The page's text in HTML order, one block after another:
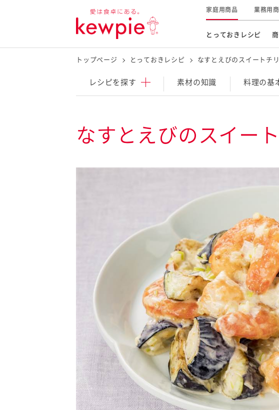
とっておきレシピ
料理の基本 特
マヨネーズなど
料理の素・調理ソース
卵関連品 介
ベビーフード・幼児食 栄
サプリメントなど ス
ジャム、スプレッドなど パ
深谷テラス ヤサイな
おたのしみコンテンツ
家庭用商品 業務用
企業情報
採用情報
トップページ とっておきレシピ なすとえびのスイートチ
レシピを探す 素材の知識 料理の基
なすとえびのスイー